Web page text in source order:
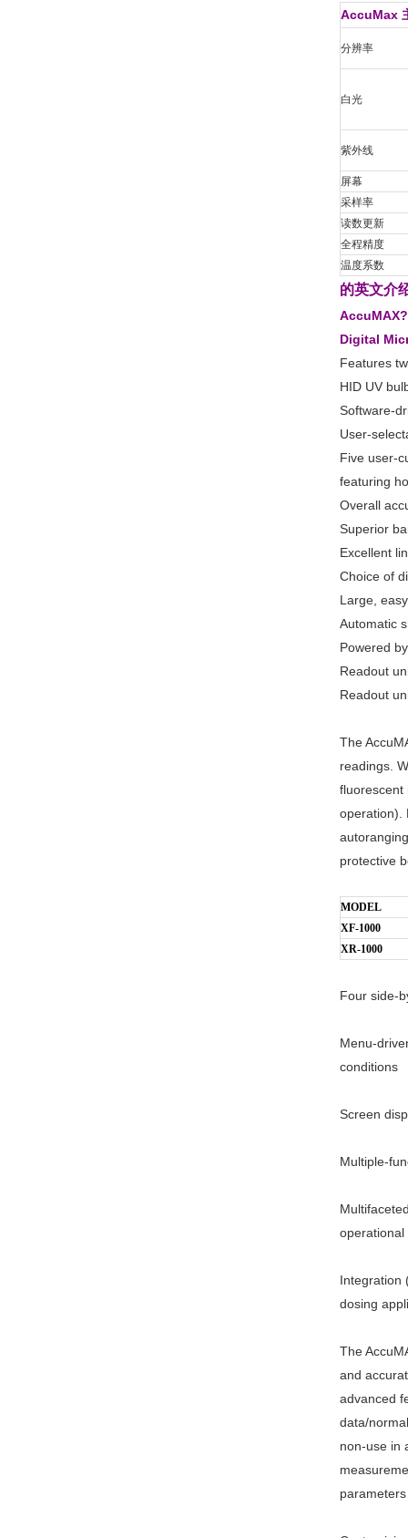
AccuMax
分辨率
白光
紫外线
屏幕
采样率
读数更新
全程精度
温度系数
的英文介
Digital
Features
HID UV
Software-
User-
Five user-
featuring
Overall
Superior
Excellent
Choice of
Large,
Automatic
Powered
Readout
Readout
The
readings.
fluorescent
operation).
protective
MODEL
XF-1000
XR-1000
Four side-
Menu-
conditions
Screen
Multiple-
operational
Integration
dosing
The
and
advanced
data/
non-use in